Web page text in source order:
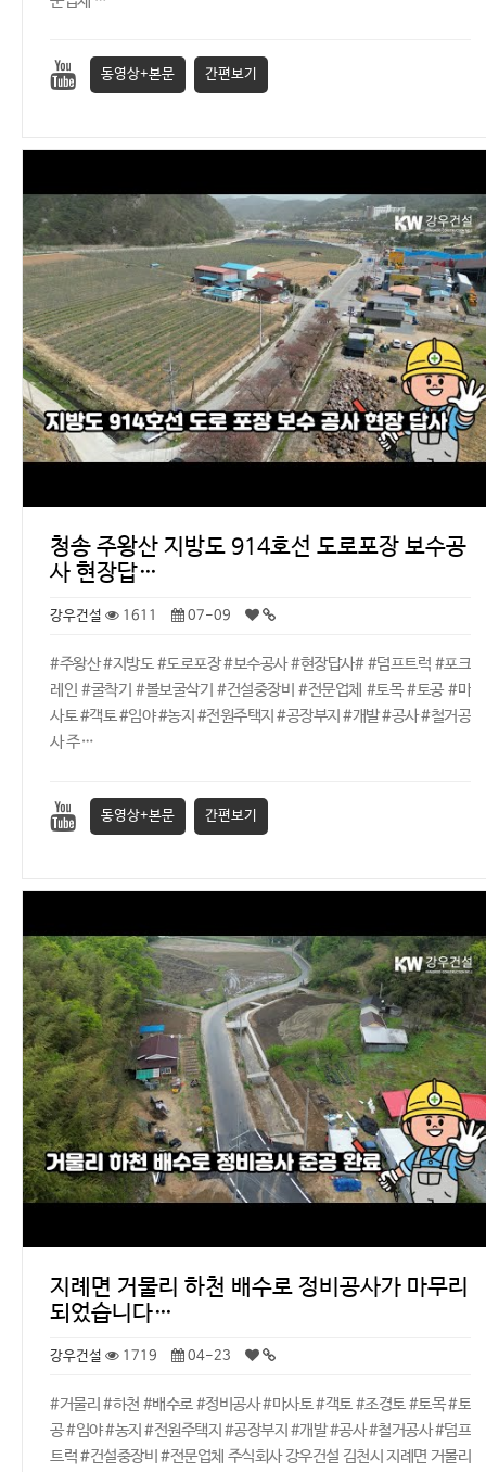
동영상+본문 간편보기
청송 주왕산 지방도 914호선 도로포장 보수공
사 현장답…
강우건설 1611 07-09
#주왕산 #지방도 #도로포장 #보수공사 #현장답사# #덤프트럭 #포크
레인 #굴착기 #볼보굴삭기 #건설중장비 #전문업체 #토목 #토공 #마
사토 #객토 #임야 #농지 #전원주택지 #공장부지 #개발 #공사 #철거공
사 주…
동영상+본문 간편보기
지례면 거물리 하천 배수로 정비공사가 마무리
되었습니다…
강우건설 1719 04-23
#거물리 #하천 #배수로 #정비공사 #마사토 #객토 #조경토 #토목 #토
공 #임야 #농지 #전원주택지 #공장부지 #개발 #공사 #철거공사 #덤프
트럭 #건설중장비 #전문업체 주식회사 강우건설 김천시 지례면 거물리